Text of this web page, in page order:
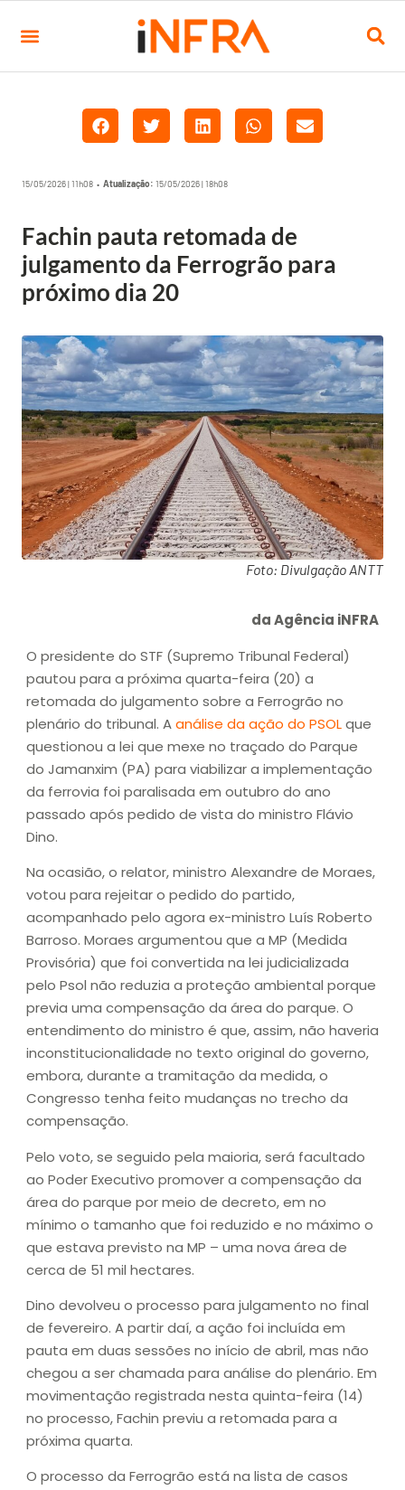
15/05/2026 | 11h08 • Atualização: 15/05/2026 | 18h08
Fachin pauta retomada de
julgamento da Ferrogrão para
próximo dia 20
Foto: Divulgação ANTT
da Agência iNFRA
O presidente do STF (Supremo Tribunal Federal)
pautou para a próxima quarta-feira (20) a
retomada do julgamento sobre a Ferrogrão no
plenário do tribunal. Aanálise da ação do PSOLque
questionou a lei que mexe no traçado do Parque
do Jamanxim (PA) para viabilizar a implementação
da ferrovia foi paralisada em outubro do ano
passado após pedido de vista do ministro Flávio
Dino.
Na ocasião, o relator, ministro Alexandre de Moraes,
votou para rejeitar o pedido do partido,
acompanhado pelo agora ex-ministro Luís Roberto
Barroso. Moraes argumentou que a MP (Medida
Provisória) que foi convertida na lei judicializada
pelo Psol não reduzia a proteção ambiental porque
previa uma compensação da área do parque. O
entendimento do ministro é que, assim, não haveria
inconstitucionalidade no texto original do governo,
embora, durante a tramitação da medida, o
Congresso tenha feito mudanças no trecho da
compensação.
Pelo voto, se seguido pela maioria, será facultado
ao Poder Executivo promover a compensação da
área do parque por meio de decreto, em no
mínimo o tamanho que foi reduzido e no máximo o
que estava previsto na MP – uma nova área de
cerca de 51 mil hectares.
Dino devolveu o processo para julgamento no final
de fevereiro. A partir daí, a ação foi incluída em
pauta em duas sessões no início de abril, mas não
chegou a ser chamada para análise do plenário. Em
movimentação registrada nesta quinta-feira (14)
no processo, Fachin previu a retomada para a
próxima quarta.
O processo da Ferrogrão está na lista de casos